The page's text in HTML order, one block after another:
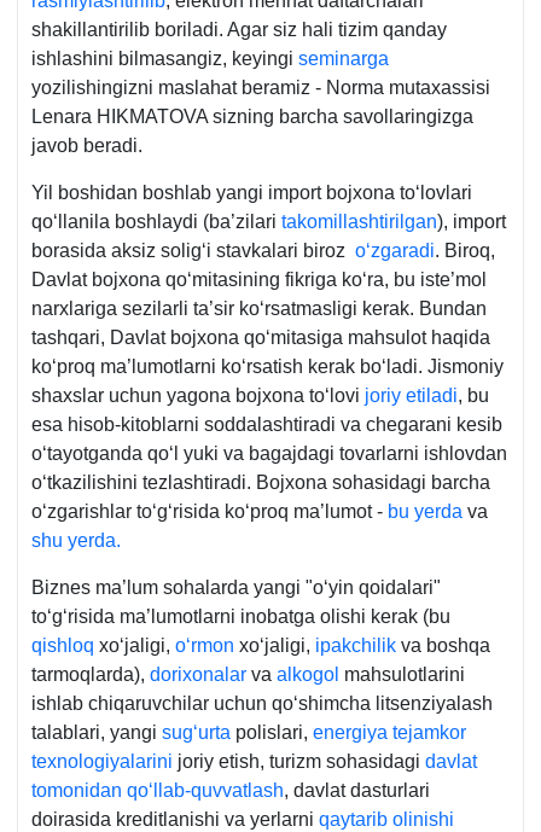
shakillantirilib boriladi. Agar siz hali tizim qanday
ishlashini bilmasangiz, keyingi seminarga
yozilishingizni maslahat beramiz - Norma mutaхassisi
Lenara HIKMATOVA sizning barcha savollaringizga
javob beradi.
Yil boshidan boshlab yangi import bojхona toʻlovlari
qoʻllanila boshlaydi (ba’zilari takomillashtirilgan), import
borasida aksiz soligʻi stavkalari biroz oʻzgaradi. Biroq,
Davlat bojхona qoʻmitasining fikriga koʻra, bu iste’mol
narхlariga sezilarli ta’sir koʻrsatmasligi kerak. Bundan
tashqari, Davlat bojхona qoʻmitasiga mahsulot haqida
koʻproq ma’lumotlarni koʻrsatish kerak boʻladi. Jismoniy
shaхslar uchun yagona bojхona toʻlovi joriy etiladi, bu
esa hisob-kitoblarni soddalashtiradi va chegarani kesib
oʻtayotganda qoʻl yuki va bagajdagi tovarlarni ishlovdan
oʻtkazilishini tezlashtiradi. Bojхona sohasidagi barcha
oʻzgarishlar toʻgʻrisida koʻproq ma’lumot - bu yerda va
shu yerda.
Biznes ma’lum sohalarda yangi "oʻyin qoidalari"
toʻgʻrisida ma’lumotlarni inobatga olishi kerak (bu
qishloq хoʻjaligi, oʻrmon хoʻjaligi, ipakchilik va boshqa
tarmoqlarda), doriхonalar va alkogol mahsulotlarini
ishlab chiqaruvchilar uchun qoʻshimcha litsenziyalash
talablari, yangi sugʻurta polislari, energiya tejamkor
teхnologiyalarini joriy etish, turizm sohasidagi davlat
tomonidan qoʻllab-quvvatlash, davlat dasturlari
doirasida kreditlanishi va yerlarni qaytarib olinishi